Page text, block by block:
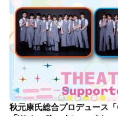
秋元康氏総合プロデュース